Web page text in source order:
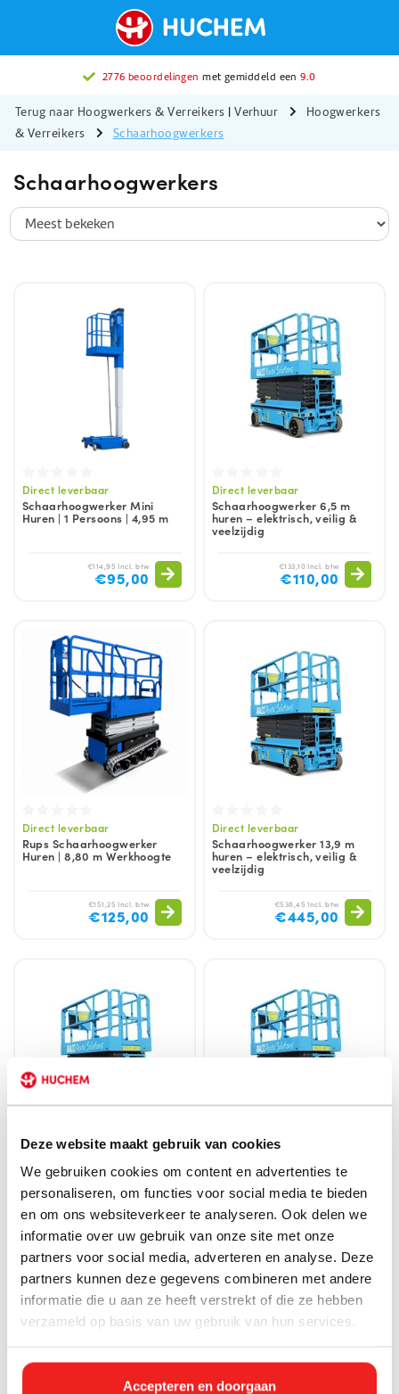
Deze website maakt gebruik van cookies
We gebruiken cookies om content en advertenties te
personaliseren, om functies voor social media te bieden
en om ons websiteverkeer te analyseren. Ook delen we
informatie over uw gebruik van onze site met onze
partners voor social media, adverteren en analyse. Deze
partners kunnen deze gegevens combineren met andere
informatie die u aan ze heeft verstrekt of die ze hebben
verzameld op basis van uw gebruik van hun services.
Accepteren en doorgaan
2776 beoordelingen met gemiddeld een9.0
Terug naar Hoogwerkers & Verreikers |Verhuur
Hoogwerkers
& Verreikers
Schaarhoogwerkers
Schaarhoogwerkers
Direct leverbaar
Schaarhoogwerker Mini
Huren | 1 Persoons | 4,95 m
€114,95 Incl. btw
€95,00
Direct leverbaar
Schaarhoogwerker 6,5 m
huren – elektrisch, veilig &
veelzijdig
€133,10 Incl. btw
€110,00
Direct leverbaar
Rups Schaarhoogwerker
Huren | 8,80 m Werkhoogte
€151,25 Incl. btw
€125,00
Direct leverbaar
Schaarhoogwerker 13,9 m
huren – elektrisch, veilig &
veelzijdig
€538,45 Incl. btw
€445,00
Direct leverbaar
Schaarhoogwerker 8.5 m
huren – elektrisch, veilig &
€163,35 Incl. btw
€135,00
Direct leverbaar
Schaarhoogwerker 12 m
huren – elektrisch, veilig &
veelzijdig
€859,10 Incl. btw
€710,00